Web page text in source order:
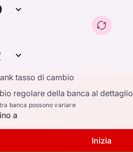
tasso di cambio
regolare della banca al dettaglio
banca possono variare
a
Inizia